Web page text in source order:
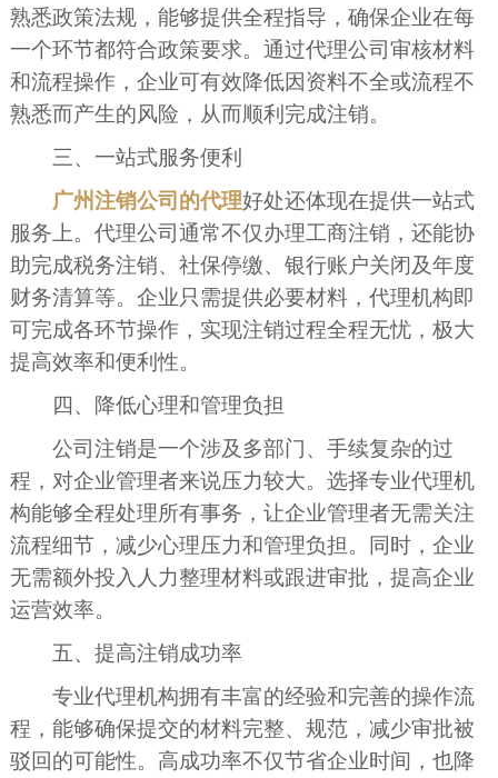
熟悉政策法规，能够提供全程指导，确保企业在每
一个环节都符合政策要求。通过代理公司审核材料
和流程操作，企业可有效降低因资料不全或流程不
熟悉而产生的风险，从而顺利完成注销。
三、一站式服务便利
广州注销公司的代理好处还体现在提供一站式
服务上。代理公司通常不仅办理工商注销，还能协
助完成税务注销、社保停缴、银行账户关闭及年度
财务清算等。企业只需提供必要材料，代理机构即
可完成各环节操作，实现注销过程全程无忧，极大
提高效率和便利性。
四、降低心理和管理负担
公司注销是一个涉及多部门、手续复杂的过
程，对企业管理者来说压力较大。选择专业代理机
构能够全程处理所有事务，让企业管理者无需关注
流程细节，减少心理压力和管理负担。同时，企业
无需额外投入人力整理材料或跟进审批，提高企业
运营效率。
五、提高注销成功率
专业代理机构拥有丰富的经验和完善的操作流
程，能够确保提交的材料完整、规范，减少审批被
驳回的可能性。高成功率不仅节省企业时间，也降